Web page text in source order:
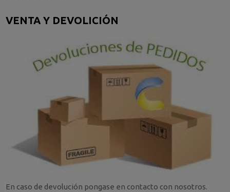
VENTA Y DEVOLICIÓN
En caso de devolución pongase en contacto con nosotros.